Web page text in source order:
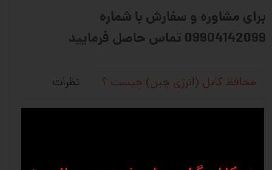
برای مشاوره و سفارش با شماره
09904142099 تماس حاصل فرمایید
محافظ کابل (انرژی چین) چیست ؟ نظرات